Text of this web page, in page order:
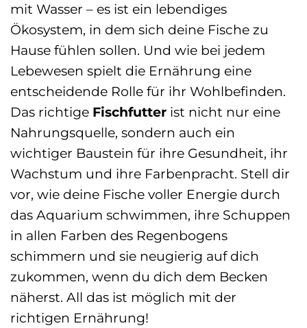
mit Wasser – es ist ein lebendiges
Ökosystem, in dem sich deine Fische zu
Hause fühlen sollen. Und wie bei jedem
Lebewesen spielt die Ernährung eine
entscheidende Rolle für ihr Wohlbefinden.
Das richtige Fischfutter ist nicht nur eine
Nahrungsquelle, sondern auch ein
wichtiger Baustein für ihre Gesundheit, ihr
Wachstum und ihre Farbenpracht. Stell dir
vor, wie deine Fische voller Energie durch
das Aquarium schwimmen, ihre Schuppen
in allen Farben des Regenbogens
schimmern und sie neugierig auf dich
zukommen, wenn du dich dem Becken
näherst. All das ist möglich mit der
richtigen Ernährung!